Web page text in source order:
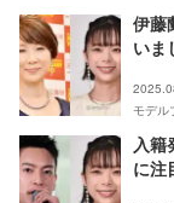
伊藤
いま
モデル
入
に注